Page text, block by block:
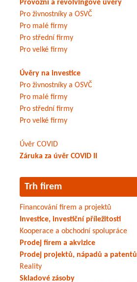
Provozní a revolvingové úvěry
Pro živnostníky a OSVČ
Pro malé firmy
Pro střední firmy
Pro velké firmy
Úvěry na investice
Pro živnostníky a OSVČ
Pro malé firmy
Pro střední firmy
Pro velké firmy
Úvěr COVID
Záruka za úvěr COVID II
Trh firem
Financování firem a projektů
Investice, investiční příležitosti
Kooperace a obchodní spolupráce
Prodej firem a akvizice
Prodej projektů, nápadů a patentů
Reality
Skladové zásoby